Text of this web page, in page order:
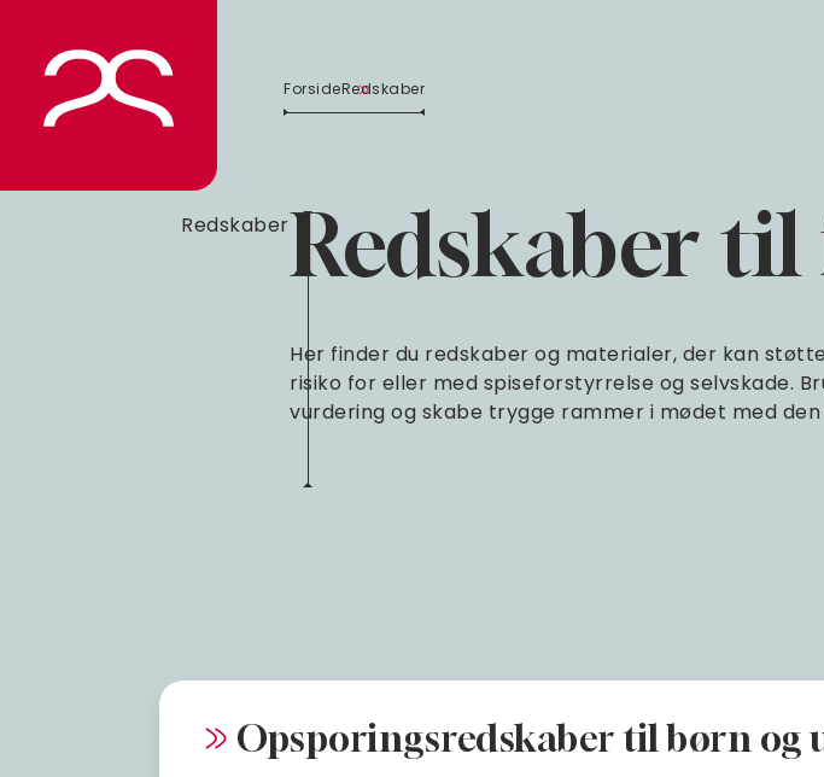
indhold
ForsideRedskaber
Redskaber
Her finder du redskaber og materialer, der kan
risiko for eller med spiseforstyrrelse og selvskade.
vurdering og skabe trygge rammer i mødet med
Redskaber
Opsporingsredskaber til børn og